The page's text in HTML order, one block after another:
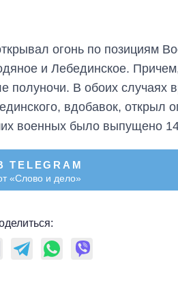
огонь по позициям
и Лебединское.
полуночи. В обоих случаях
вдобавок, открыл
военных было выпущено
«Слово и дело»